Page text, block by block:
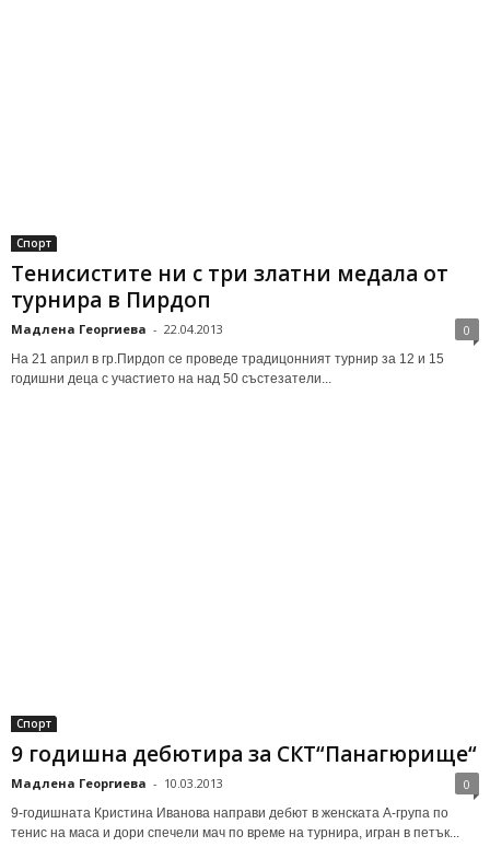
Спорт
Тенисистите ни с три златни медала от
турнира в Пирдоп
Мадлена Георгиева - 22.04.2013 0
На 21 април в гр.Пирдоп се проведе традицонният турнир за 12 и 15
годишни деца с участието на над 50 състезатели...
Спорт
9 годишна дебютира за СКТ“Панагюрище“
Мадлена Георгиева - 10.03.2013 0
9-годишната Кристина Иванова направи дебют в женската А-група по
тенис на маса и дори спечели мач по време на турнира, игран в петък...